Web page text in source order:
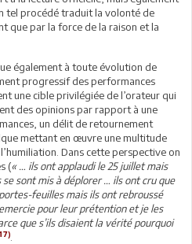
tel procédé traduit la volonté de
que par la force de la raison et la
également à toute évolution de
progressif des performances
une cible privilégiée de l’orateur qui
des opinions par rapport à une
un délit de retournement
mettant en œuvre une multitude
Dans cette perspective on
(« … ils ont applaudi le 25 juillet mais
sont mis à déplorer … ils ont cru que
feuilles mais ils ont rebroussé
pour leur prétention et je les
que s’ils disaient la vérité pourquoi